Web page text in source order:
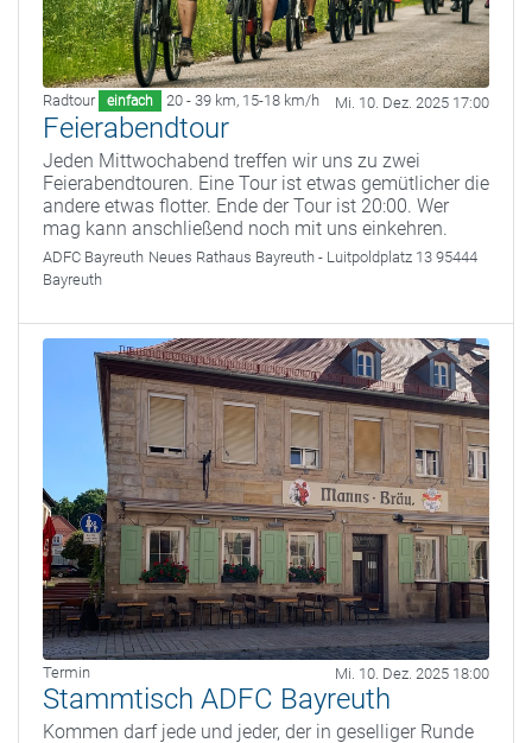
Radtour einfach 20 - 39 km, 15-18 km/h Mi. 10. Dez. 2025 17:00
Feierabendtour
Jeden Mittwochabend treffen wir uns zu zwei
Feierabendtouren. Eine Tour ist etwas gemütlicher die
andere etwas flotter. Ende der Tour ist 20:00. Wer
mag kann anschließend noch mit uns einkehren.
ADFC Bayreuth Neues Rathaus Bayreuth - Luitpoldplatz 13 95444
Bayreuth
Termin Mi. 10. Dez. 2025 18:00
Stammtisch ADFC Bayreuth
Kommen darf jede und jeder, der in geselliger Runde